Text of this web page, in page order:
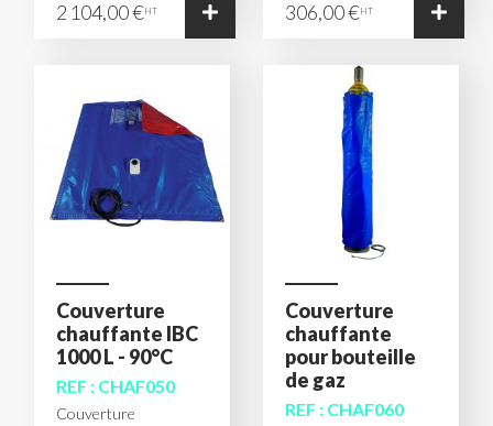
2 104,00 €HT 306,00 €HT
Couverture
chauffante IBC
1000 L - 90°C
REF : CHAF050
Couverture
Couverture
chauffante
pour bouteille
de gaz
REF : CHAF060